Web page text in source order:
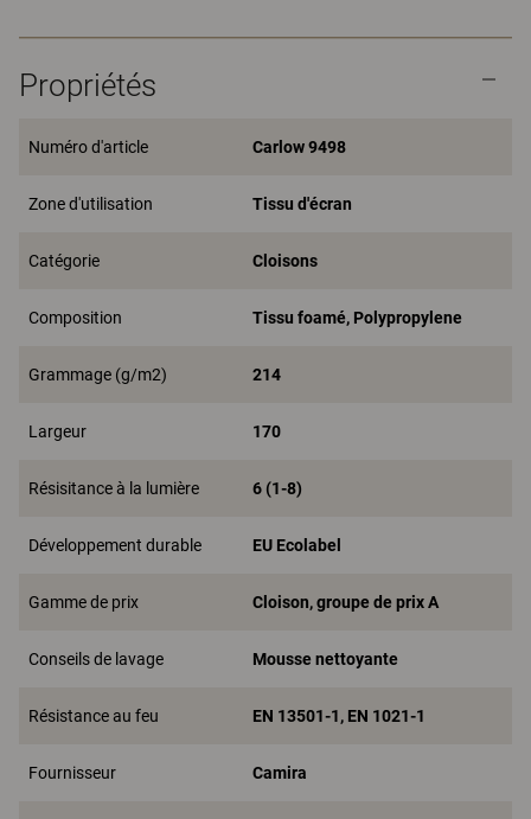
Propriétés
Numéro d'article Carlow 9498
Zone d'utilisation Tissu d'écran
Catégorie Cloisons
Composition Tissu foamé, Polypropylene
Grammage (g/m2) 214
Largeur 170
Résisitance à la lumière 6 (1-8)
Développement durable EU Ecolabel
Gamme de prix Cloison, groupe de prix A
Conseils de lavage Mousse nettoyante
Résistance au feu EN 13501-1, EN 1021-1
Fournisseur Camira